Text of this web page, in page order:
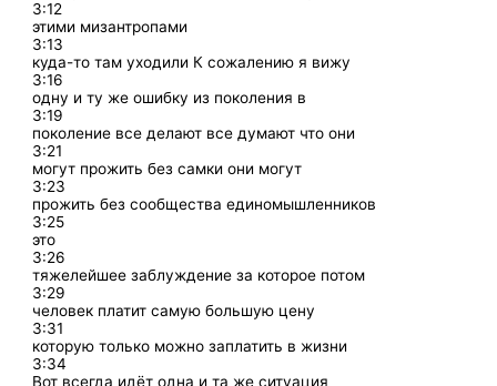
3:12
этими мизантропами
3:13
куда-то там уходили К сожалению я вижу
3:16
одну и ту же ошибку из поколения в
3:19
поколение все делают все думают что они
3:21
могут прожить без самки они могут
3:23
прожить без сообщества единомышленников
3:25
это
3:26
тяжелейшее заблуждение за которое потом
3:29
человек платит самую большую цену
3:31
которую только можно заплатить в жизни
3:34
Вот всегда идёт одна и та же ситуация